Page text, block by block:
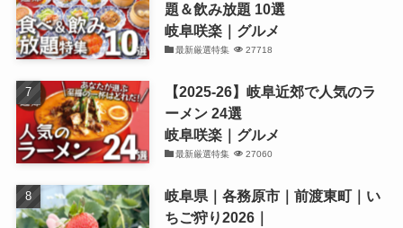
題＆飲み放題 10選
岐阜咲楽｜グルメ
最新厳選特集 27718
【2025-26】岐阜近郊で人気のラ
ーメン 24選
岐阜咲楽｜グルメ
最新厳選特集 27060
岐阜県｜各務原市｜前渡東町｜い
ちご狩り2026｜